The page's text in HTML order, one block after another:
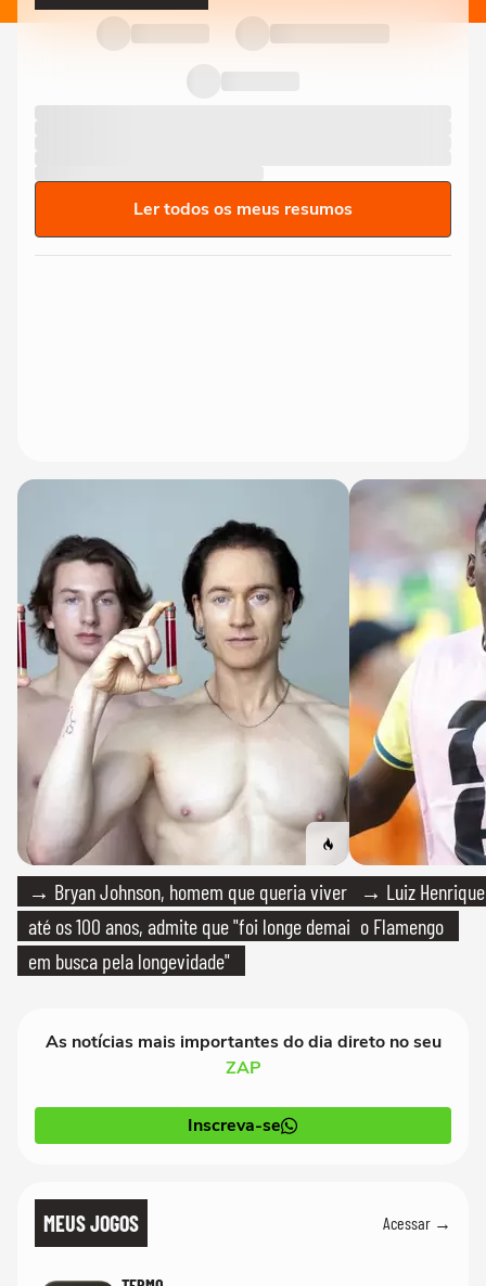
Ler todos os meus resumos
→ Bryan Johnson, homem que queria viver
até os 100 anos, admite que "foi longe demais
em busca pela longevidade"
→ Luiz
o Flamengo
As notícias mais importantes do dia direto no seu
ZAP
Inscreva-se
MEUS JOGOS Acessar →